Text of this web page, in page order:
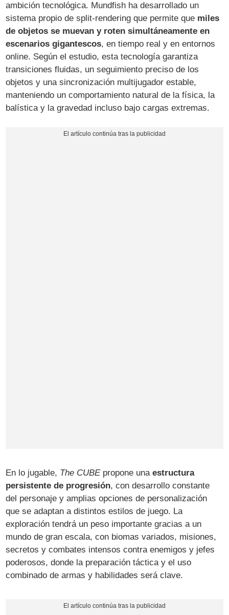
ambición tecnológica. Mundfish ha desarrollado un
sistema propio de split-rendering que permite que miles
de objetos se muevan y roten simultáneamente en
escenarios gigantescos, en tiempo real y en entornos
online. Según el estudio, esta tecnología garantiza
transiciones fluidas, un seguimiento preciso de los
objetos y una sincronización multijugador estable,
manteniendo un comportamiento natural de la física, la
balística y la gravedad incluso bajo cargas extremas.
En lo jugable, The CUBEpropone unaestructura
persistente de progresión, con desarrollo constante
del personaje y amplias opciones de personalización
que se adaptan a distintos estilos de juego. La
exploración tendrá un peso importante gracias a un
mundo de gran escala, con biomas variados, misiones,
secretos y combates intensos contra enemigos y jefes
poderosos, donde la preparación táctica y el uso
combinado de armas y habilidades será clave.